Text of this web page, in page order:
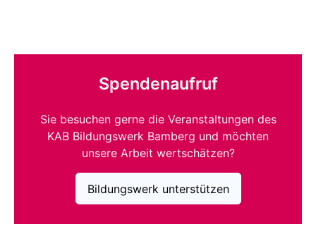
Spendenaufruf
Sie besuchen gerne die Veranstaltungen des
KAB Bildungswerk Bamberg und möchten
unsere Arbeit wertschätzen?
Bildungswerk unterstützen